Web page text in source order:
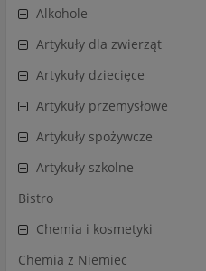
Alkohole
Artykuły dla zwierząt
Artykuły dziecięce
Artykuły przemysłowe
Artykuły spożywcze
Artykuły szkolne
Bistro
Chemia i kosmetyki
Chemia z Niemiec